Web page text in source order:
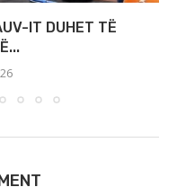
IT DUHET TË